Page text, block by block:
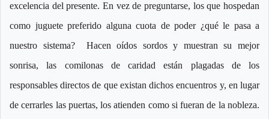
excelencia del presente. En vez de preguntarse, los que hospedan
como juguete preferido alguna cuota de poder ¿qué le pasa a
nuestro sistema? Hacen oídos sordos y muestran su mejor
sonrisa, las comilonas de caridad están plagadas de los
responsables directos de que existan dichos encuentros y, en lugar
de cerrarles las puertas, los atienden como si fueran de la nobleza.